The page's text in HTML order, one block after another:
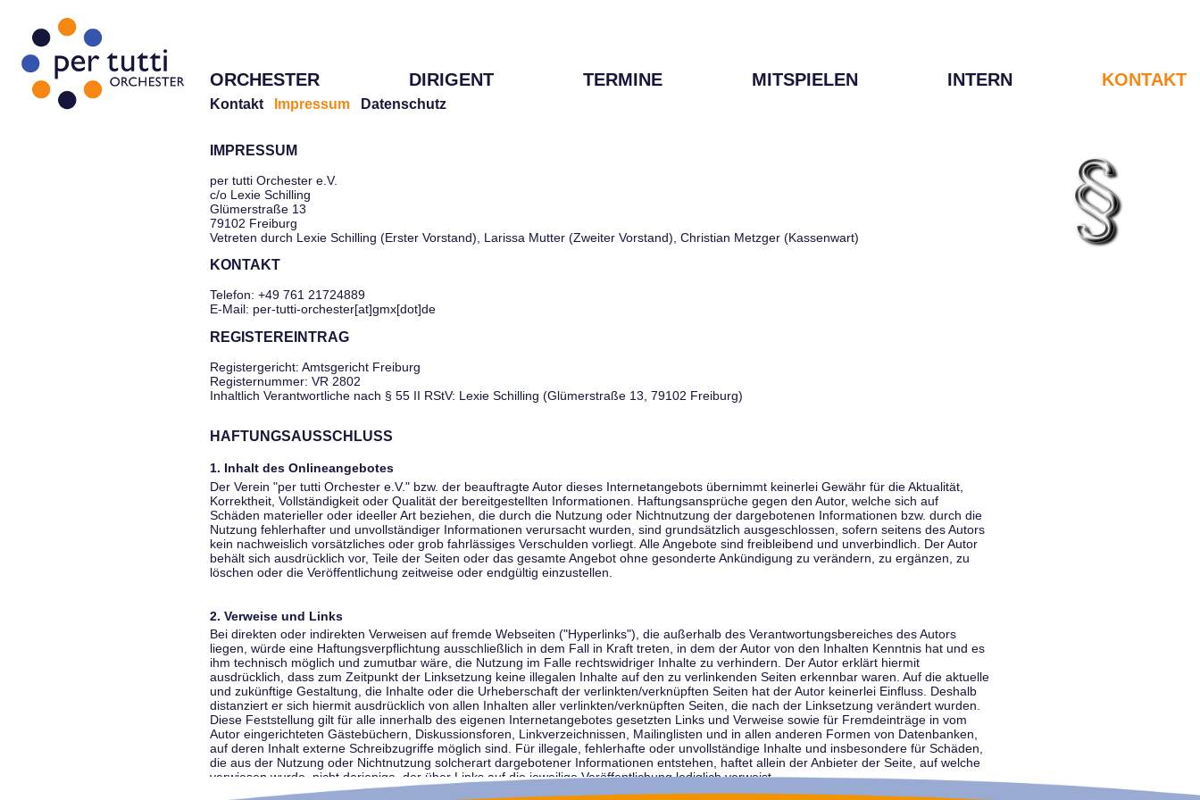
ORCHESTER DIRIGENT TERMINE MITSPIELEN INTERN KONTAKT
Kontakt Impressum Datenschutz
IMPRESSUM
per tutti Orchester e.V.
c/o Lexie Schilling
Glümerstraße 13
79102 Freiburg
Vetreten durch Lexie Schilling (Erster Vorstand), Larissa Mutter (Zweiter Vorstand), Christian Metzger (Kassenwart)
KONTAKT
Telefon: +49 761 21724889
E-Mail: per-tutti-orchester[at]gmx[dot]de
REGISTEREINTRAG
Registergericht: Amtsgericht Freiburg
Registernummer: VR 2802
Inhaltlich Verantwortliche nach § 55 II RStV: Lexie Schilling (Glümerstraße 13, 79102 Freiburg)
HAFTUNGSAUSSCHLUSS
1. Inhalt des Onlineangebotes
Der Verein "per tutti Orchester e.V." bzw. der beauftragte Autor dieses Internetangebots übernimmt keinerlei Gewähr für die Aktualität,
Korrektheit, Vollständigkeit oder Qualität der bereitgestellten Informationen. Haftungsansprüche gegen den Autor, welche sich auf
Schäden materieller oder ideeller Art beziehen, die durch die Nutzung oder Nichtnutzung der dargebotenen Informationen bzw. durch die
Nutzung fehlerhafter und unvollständiger Informationen verursacht wurden, sind grundsätzlich ausgeschlossen, sofern seitens des Autors
kein nachweislich vorsätzliches oder grob fahrlässiges Verschulden vorliegt. Alle Angebote sind freibleibend und unverbindlich. Der Autor
behält sich ausdrücklich vor, Teile der Seiten oder das gesamte Angebot ohne gesonderte Ankündigung zu verändern, zu ergänzen, zu
löschen oder die Veröffentlichung zeitweise oder endgültig einzustellen.
2. Verweise und Links
Bei direkten oder indirekten Verweisen auf fremde Webseiten ("Hyperlinks"), die außerhalb des Verantwortungsbereiches des Autors
liegen, würde eine Haftungsverpflichtung ausschließlich in dem Fall in Kraft treten, in dem der Autor von den Inhalten Kenntnis hat und es
ihm technisch möglich und zumutbar wäre, die Nutzung im Falle rechtswidriger Inhalte zu verhindern. Der Autor erklärt hiermit
ausdrücklich, dass zum Zeitpunkt der Linksetzung keine illegalen Inhalte auf den zu verlinkenden Seiten erkennbar waren. Auf die aktuelle
und zukünftige Gestaltung, die Inhalte oder die Urheberschaft der verlinkten/verknüpften Seiten hat der Autor keinerlei Einfluss. Deshalb
distanziert er sich hiermit ausdrücklich von allen Inhalten aller verlinkten/verknüpften Seiten, die nach der Linksetzung verändert wurden.
Diese Feststellung gilt für alle innerhalb des eigenen Internetangebotes gesetzten Links und Verweise sowie für Fremdeinträge in vom
Autor eingerichteten Gästebüchern, Diskussionsforen, Linkverzeichnissen, Mailinglisten und in allen anderen Formen von Datenbanken,
auf deren Inhalt externe Schreibzugriffe möglich sind. Für illegale, fehlerhafte oder unvollständige Inhalte und insbesondere für Schäden,
die aus der Nutzung oder Nichtnutzung solcherart dargebotener Informationen entstehen, haftet allein der Anbieter der Seite, auf welche
verwiesen wurde, nicht derjenige, der über Links auf die jeweilige Veröffentlichung lediglich verweist.